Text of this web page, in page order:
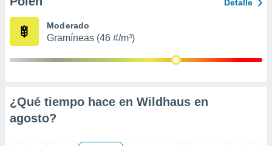
publicidad
Detalle
Moderado
Gramíneas (46 #/m³)
¿Qué tiempo hace en Wildhaus en
agosto?